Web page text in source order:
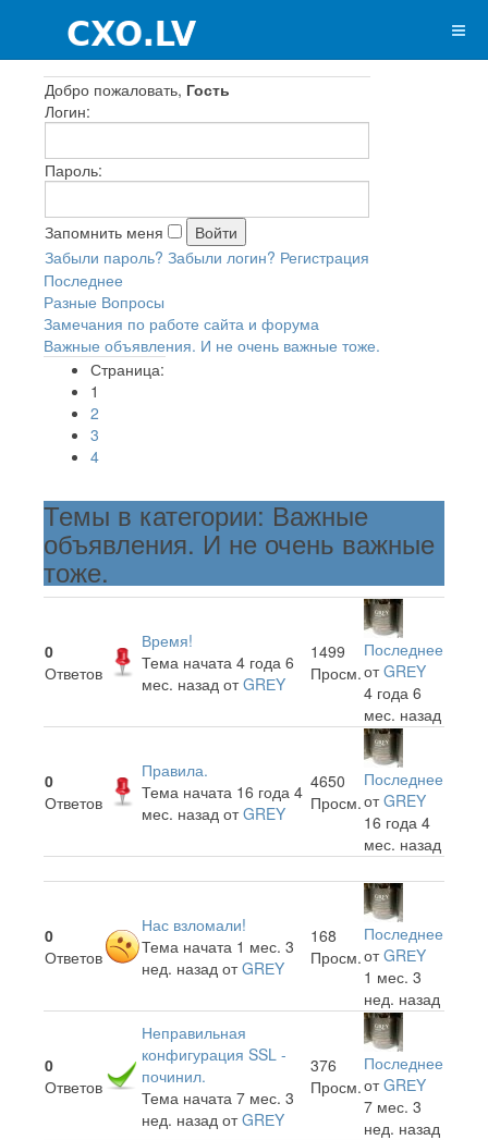
Добро пожаловать, Гость
Логин:
Пароль:
Запомнить меня
Забыли пароль? Забыли логин? Регистрация
Последнее
Разные Вопросы
Замечания по работе сайта и форума
Важные объявления. И не очень важные тоже.
Страница:
1
2
3
4
Темы в категории: Важные
объявления. И не очень важные
тоже.
0
Ответов
Время!
Тема начата 4 года 6
мес. назад отGRЕY
1499
Просм.
Последнее
отGRЕY
4 года 6
мес. назад
0
Ответов
Правила.
Тема начата 16 года 4
мес. назад отGREY
4650
Просм.
Последнее
отGREY
16 года 4
мес. назад
0
Ответов
Нас взломали!
Тема начата 1 мес. 3
нед. назад отGRЕY
168
Просм.
Последнее
отGRЕY
1 мес. 3
нед. назад
0
Ответов
Неправильная
конфигурация SSL -
починил.
Тема начата 7 мес. 3
нед. назад отGRЕY
376
Просм.
Последнее
отGRЕY
7 мес. 3
нед. назад